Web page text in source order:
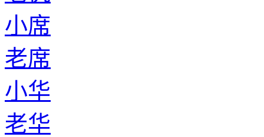
小席
老席
小华
老华